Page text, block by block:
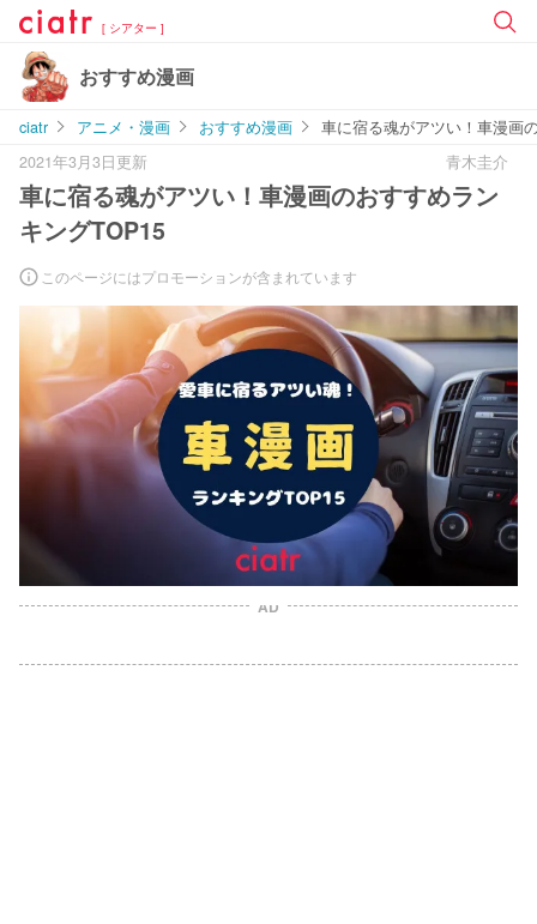
[ シアター ]
おすすめ漫画
ciatr アニメ・漫画 おすすめ漫画
車に宿る魂がアツい！車漫画
2021年3月3日更新
青木圭介
車に宿る魂がアツい！車漫画のおすすめラン
キングTOP15
このページにはプロモーションが含まれています
AD